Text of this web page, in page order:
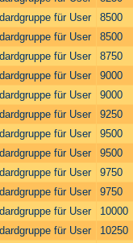
für User
8500
für User
8500
für User
8750
für User
9000
für User
9000
für User
9250
für User
9500
für User
9500
für User
9750
für User
9750
für User
10000
für User
10250